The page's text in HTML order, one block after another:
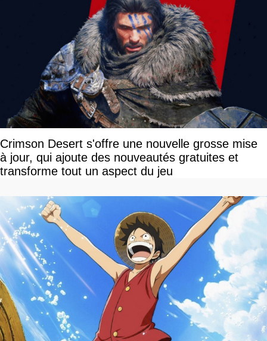
Crimson Desert s'offre une nouvelle grosse mise
à jour, qui ajoute des nouveautés gratuites et
transforme tout un aspect du jeu